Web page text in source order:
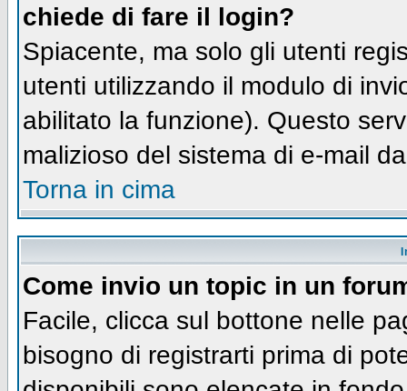
chiede di fare il login?
Spiacente, ma solo gli utenti
utenti utilizzando il modulo di
abilitato la funzione). Questo
malizioso del sistema di e-mail
Torna in cima
Come invio un topic in un
Facile, clicca sul bottone nelle
bisogno di registrarti prima di